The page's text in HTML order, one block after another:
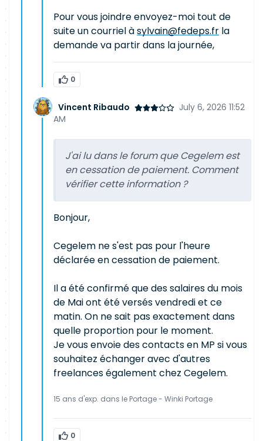
Pour vous joindre envoyez-moi tout de
suite un courriel àsylvain@fedeps.fr la
demande va partir dans la journée,
0
Vincent Ribaudo
July 6, 2026 11:52
AM
J'ai lu dans le forum que Cegelem est
en cessation de paiement. Comment
vérifier cette information ?
Bonjour,
Cegelem ne s'est pas pour l'heure
déclarée en cessation de paiement.
Il a été confirmé que des salaires du mois
de Mai ont été versés vendredi et ce
matin. On ne sait pas exactement dans
quelle proportion pour le moment.
Je vous envoie des contacts en MP si vous
souhaitez échanger avec d'autres
freelances également chez Cegelem.
15 ans d'exp. dans le Portage - Winki Portage
0